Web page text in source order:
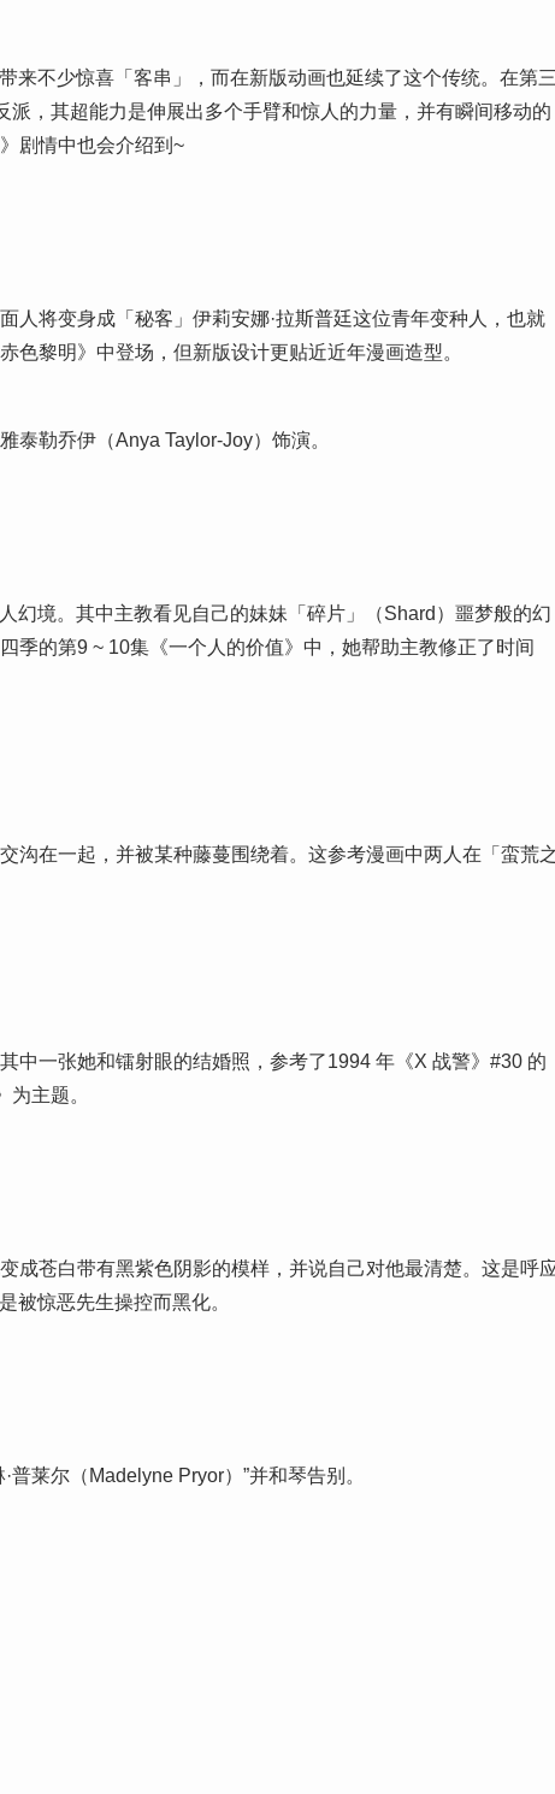
来不少惊喜「客串」，而在新版动画也延续了这个传统。在第
，其超能力是伸展出多个手臂和惊人的力量，并有瞬间移动的
剧情中也会介绍到~
人将变身成「秘客」伊莉安娜·拉斯普廷这位青年变种人，也就
色黎明》中登场，但新版设计更贴近近年漫画造型。
泰勒乔伊（Anya Taylor-Joy）饰演。
幻境。其中主教看见自己的妹妹「碎片」（Shard）噩梦般的幻
季的第9 ~ 10集《一个人的价值》中，她帮助主教修正了时间
沟在一起，并被某种藤蔓围绕着。这参考漫画中两人在「蛮荒
中一张她和镭射眼的结婚照，参考了1994 年《X 战警》#30 的
主题。
成苍白带有黑紫色阴影的模样，并说自己对他最清楚。这是呼
被惊恶先生操控而黑化。
莱尔（Madelyne Pryor）”并和琴告别。